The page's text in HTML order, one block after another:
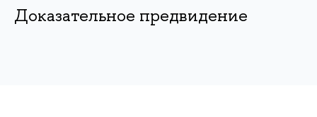
Доказательное предвидение